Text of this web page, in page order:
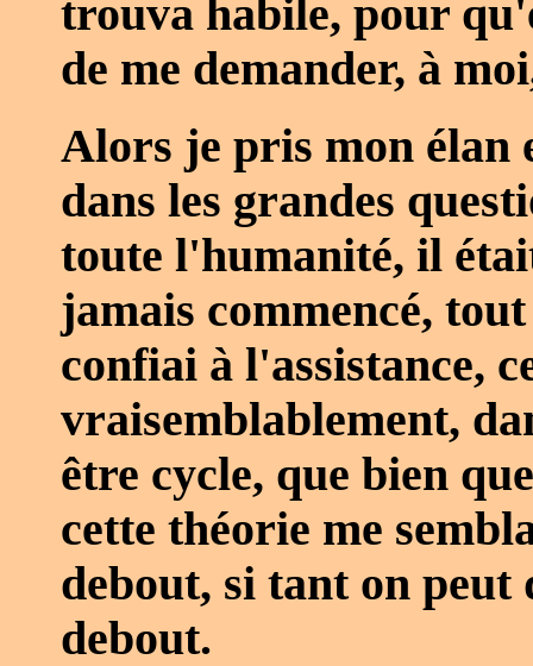
trouva habile, pour
de me demander, à
Alors je pris mon élan
dans les grandes
toute l'humanité, il
jamais commencé,
confiai à l'assistance,
vraisemblablement,
être cycle, que bien
cette théorie me
debout, si tant on
debout.